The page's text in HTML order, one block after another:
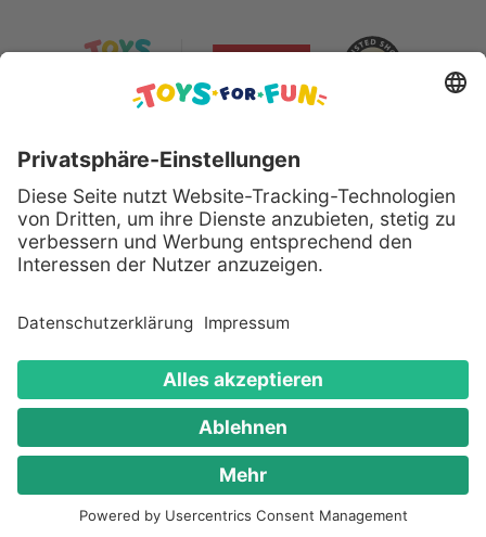
Sicher bezahlen mit:
Alle genannten Produkte und Logos sind eingetragene
Warenzeichen der jeweiligen Hersteller.
Copyright © 2008 - 2026 Toys for Fun GmbH - Alle
Rechte vorbehalten